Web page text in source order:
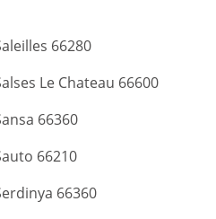
66280
Le Chateau 66600
66360
66210
66360